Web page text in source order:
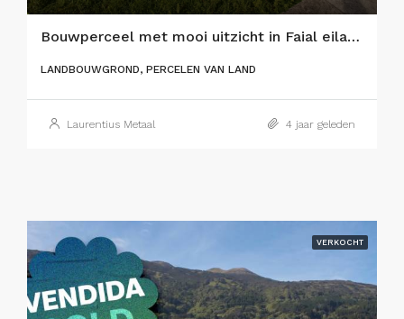
Bouwperceel met mooi uitzicht in Faial eiland
LANDBOUWGROND, PERCELEN VAN LAND
Laurentius Metaal 4 jaar geleden
VERKOCHT